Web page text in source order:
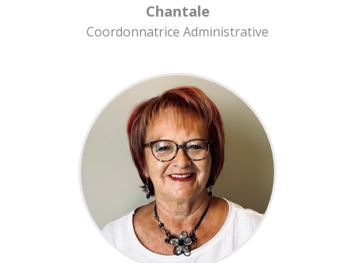
Chantale
Coordonnatrice Administrative